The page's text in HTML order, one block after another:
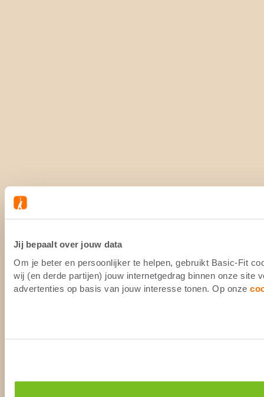
Jij bepaalt over jouw data
Om je beter en persoonlijker te helpen, gebruikt Basic-Fit
wij (en derde partijen) jouw internetgedrag binnen onze site
advertenties op basis van jouw interesse tonen. Op onze